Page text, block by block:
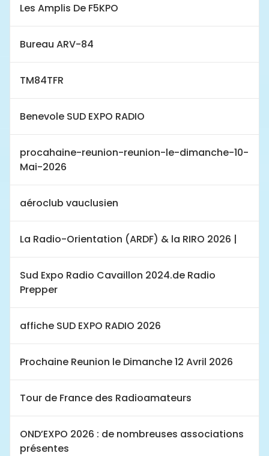
Les Amplis De F5KPO
Bureau ARV-84
TM84TFR
Benevole SUD EXPO RADIO
procahaine-reunion-reunion-le-dimanche-10-
Mai-2026
aéroclub vauclusien
La Radio-Orientation (ARDF) & la RIRO 2026 |
Sud Expo Radio Cavaillon 2024.de Radio
Prepper
affiche SUD EXPO RADIO 2026
Prochaine Reunion le Dimanche 12 Avril 2026
Tour de France des Radioamateurs
OND’EXPO 2026 : de nombreuses associations
présentes